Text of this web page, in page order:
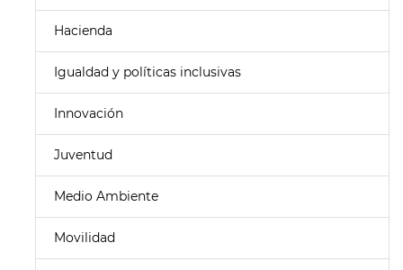
Hacienda
Igualdad y políticas inclusivas
Innovación
Juventud
Medio Ambiente
Movilidad